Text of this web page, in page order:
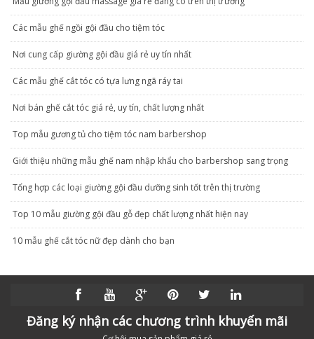
Các mẫu ghế ngồi gội đầu cho tiệm tóc
Nơi cung cấp giường gội đầu giá rẻ uy tín nhất
Các mẫu ghế cắt tóc có tựa lưng ngã ráy tai
Nơi bán ghế cắt tóc giá rẻ, uy tín, chất lượng nhất
Top mẫu gương tủ cho tiệm tóc nam barbershop
Giới thiệu những mẫu ghế nam nhập khẩu cho barbershop sang trọng
Tổng hợp các loại giường gội đầu dưỡng sinh tốt trên thị trường
Top 10 mẫu giường gội đầu gỗ đẹp chất lượng nhất hiện nay
10 mẫu ghế cắt tóc nữ đẹp dành cho bạn
Đăng ký nhận các chương trình khuyến mãi